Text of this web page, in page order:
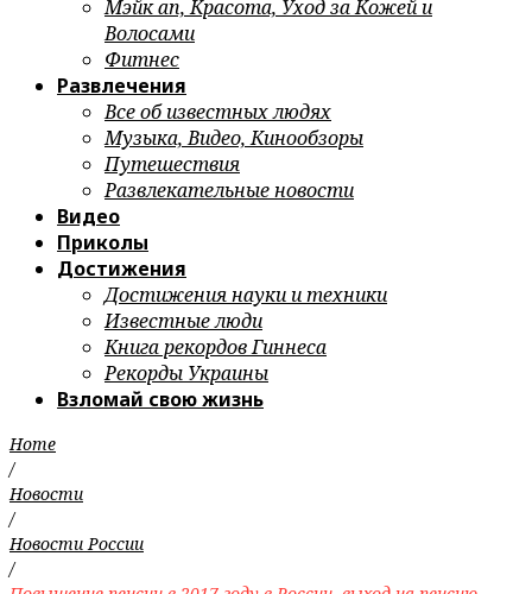
Мэйк ап, Красота, Уход за Кожей и
Волосами
Фитнес
Развлечения
Все об известных людях
Музыка, Видео, Кинообзоры
Путешествия
Развлекательные новости
Видео
Приколы
Достижения
Достижения науки и техники
Известные люди
Книга рекордов Гиннеса
Рекорды Украины
Взломай свою жизнь
Home
/
Новости
/
Новости России
/